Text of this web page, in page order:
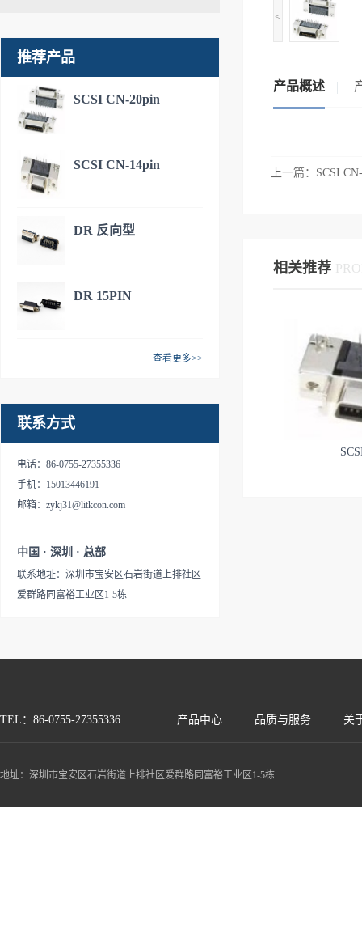
推荐产品
SCSI CN-20pin
SCSI CN-14pin
DR 反向型
DR 15PIN
查看更多>>
联系方式
电话：86-0755-27355336
手机：15013446191
邮箱：zykj31@litkcon.com
中国 · 深圳 · 总部
联系地址：深圳市宝安区石岩街道上排社区
爱群路同富裕工业区1-5栋
<
产品概述
上一篇： SCSI
相关推荐
TEL：86-0755-27355336 产品中心 品质与服务 关
地址：深圳市宝安区石岩街道上排社区爱群路同富裕工业区1-5栋